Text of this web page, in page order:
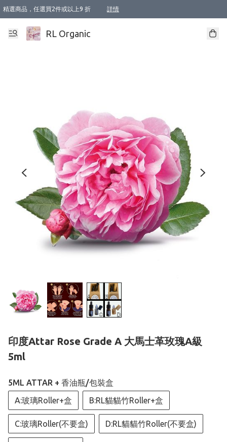
精選商品，任選買2件或以上9 折 詳情
XI周年優惠【新品自由選2件88折/3件85折】
XI周年優惠【Chakra 脈輪平衡自由選2件9折/3件85折/5件8折】
Florame 肌底自由選 2支9折 3支85折
XI周年優惠【蟲蟲退散 · 防衛結界﹞系列2件9折】
Sunki 任選2件95折
BIOFFICINA TOSCANA 任選2支9折 3支85折
Lamav 任選1件9折 2件85折
Mukti Organics 指定產品任選1件9折, 2件88折 3件85折
Intelligent Nutrients Skincare 任選2件9折
deodorant 任選2件88折
化妝品 任選2件95折
XI周年優惠【身心靈單品 任選2件9折/3件85折/5件8折】
XI周年優惠 【精油/香水 任選2件9折/3件85折/5件8折】
XI周年優惠【「關節到肌膚」全效養護 BODY OIL 組2件88折/3件85折】
XI周年優惠【夏日有機物理防曬套裝2件88折】
XI周年優惠【夏日潔面隨意選2件88折/3件85折】
XI周年優惠【逆齡奇蹟抗氧 11 自由選2件88折/3件85折/4件或以上8折】
新會員首次購物即享全單 95 折優惠！
成為VIP / VVIP 可享有生日月現金扣減獎賞優惠 !! 記得去賬户資料填上生日日期啦 !
選用順豐速運，滿$500 免運費
本地速遞 京東 送住宅/ 工商地址 $400 免運費
澳門訂單選用順豐速運，滿$800 免運費
RL Organic
印度Attar Rose Grade A 大馬士革玫瑰A級
5ml
5ML ATTAR + 香油瓶/包裝盒
A:玻璃Roller+盒
B:RL貓貓竹Roller+盒
C:玻璃Roller(不要盒) D:RL貓貓竹Roller(不要盒)